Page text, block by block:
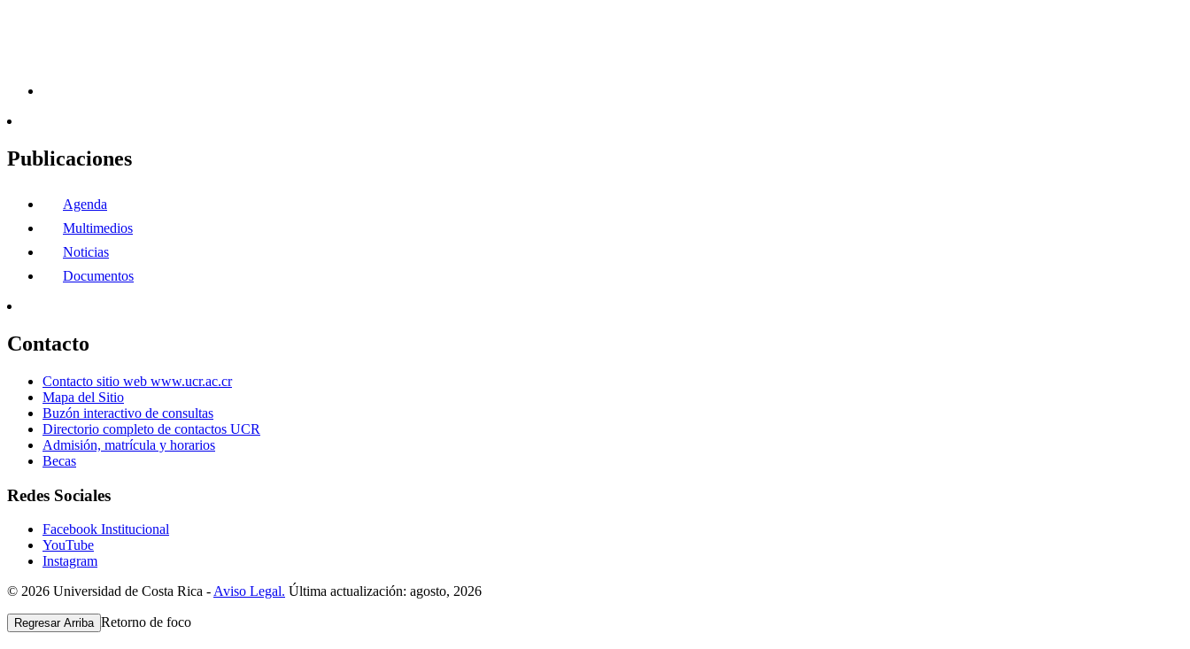
Publicaciones
Agenda
Multimedios
Noticias
Documentos
Contacto
Contacto sitio web www.ucr.ac.cr
Mapa del Sitio
Buzón interactivo de consultas
Directorio completo de contactos UCR
Admisión, matrícula y horarios
Becas
Redes Sociales
Facebook Institucional
YouTube
Instagram
© 2026 Universidad de Costa Rica - Aviso Legal. Última actualización: agosto, 2026
Regresar Arriba Retorno de foco